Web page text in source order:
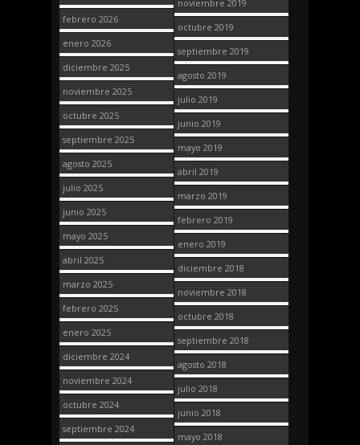
febrero 2026
enero 2026
diciembre 2025
noviembre 2025
octubre 2025
septiembre 2025
agosto 2025
julio 2025
junio 2025
mayo 2025
abril 2025
marzo 2025
febrero 2025
enero 2025
diciembre 2024
noviembre 2024
octubre 2024
septiembre 2024
noviembre 2019
octubre 2019
septiembre 2019
agosto 2019
julio 2019
junio 2019
mayo 2019
abril 2019
marzo 2019
febrero 2019
enero 2019
diciembre 2018
noviembre 2018
octubre 2018
septiembre 2018
agosto 2018
julio 2018
junio 2018
mayo 2018